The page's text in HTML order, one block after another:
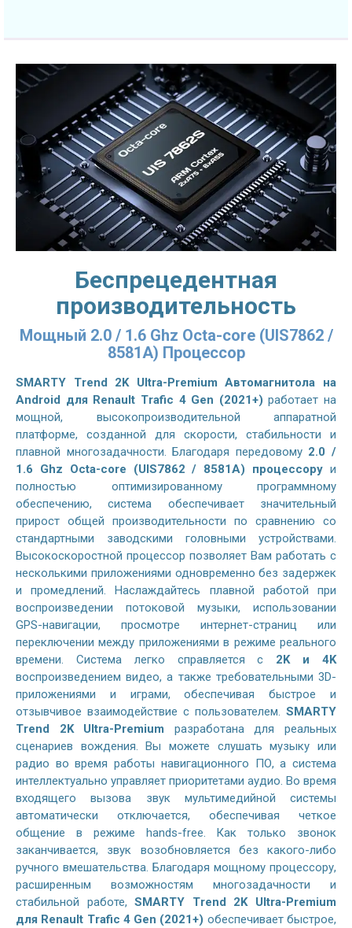
Беспрецедентная
производительность
Мощный 2.0 / 1.6 Ghz Octa-core (UIS7862 /
8581A) Процессор
SMARTY Trend 2K Ultra-Premium Автомагнитола на
Android для Renault Trafic 4 Gen (2021+) работает на
мощной, высокопроизводительной аппаратной
платформе, созданной для скорости, стабильности и
плавной многозадачности. Благодаря передовому 2.0 /
1.6 Ghz Octa-core (UIS7862 / 8581A) процессору и
полностью оптимизированному программному
обеспечению, система обеспечивает значительный
прирост общей производительности по сравнению со
стандартными заводскими головными устройствами.
Высокоскоростной процессор позволяет Вам работать с
несколькими приложениями одновременно без задержек
и промедлений. Наслаждайтесь плавной работой при
воспроизведении потоковой музыки, использовании
GPS-навигации, просмотре интернет-страниц или
переключении между приложениями в режиме реального
времени. Система легко справляется с 2K и 4K
воспроизведением видео, а также требовательными 3D-
приложениями и играми, обеспечивая быстрое и
отзывчивое взаимодействие с пользователем. SMARTY
Trend 2K Ultra-Premium разработана для реальных
сценариев вождения. Вы можете слушать музыку или
радио во время работы навигационного ПО, а система
интеллектуально управляет приоритетами аудио. Во время
входящего вызова звук мультимедийной системы
автоматически отключается, обеспечивая четкое
общение в режиме hands-free. Как только звонок
заканчивается, звук возобновляется без какого-либо
ручного вмешательства. Благодаря мощному процессору,
расширенным возможностям многозадачности и
стабильной работе,SMARTY Trend 2K Ultra-Premium
для Renault Trafic 4 Gen (2021+) обеспечивает быстрое,